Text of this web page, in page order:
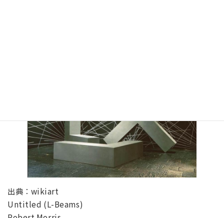
出典：wikiart
Untitled (L-Beams)